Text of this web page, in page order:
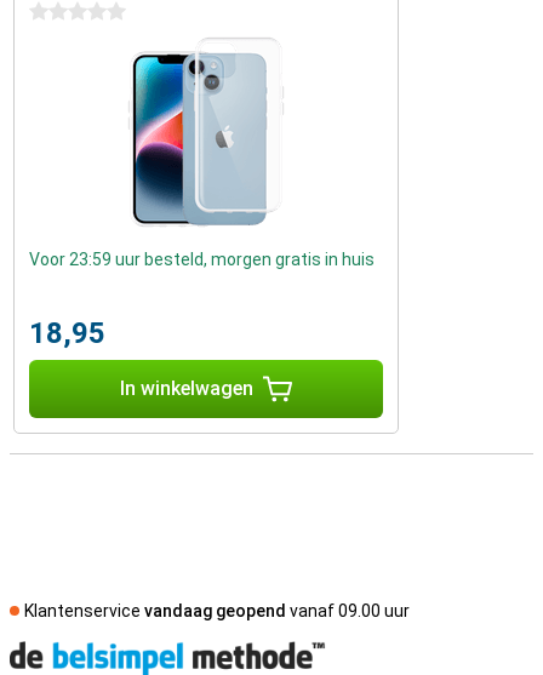
0 sterren
Voor 23:59 uur besteld, morgen gratis in huis
18,95
In winkelwagen
Klantenservice vandaag geopend vanaf 09.00 uur